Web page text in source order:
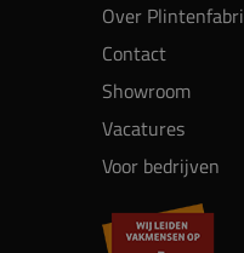
Over
Contact
Showroom
Vacatures
Voor bedrijven